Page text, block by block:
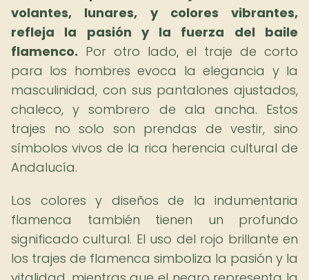
volantes, lunares, y colores vibrantes,
refleja la pasión y la fuerza del baile
flamenco. Por otro lado, el traje de corto
para los hombres evoca la elegancia y la
masculinidad, con sus pantalones ajustados,
chaleco, y sombrero de ala ancha. Estos
trajes no solo son prendas de vestir, sino
símbolos vivos de la rica herencia cultural de
Andalucía.
Los colores y diseños de la indumentaria
flamenca también tienen un profundo
significado cultural. El uso del rojo brillante en
los trajes de flamenca simboliza la pasión y la